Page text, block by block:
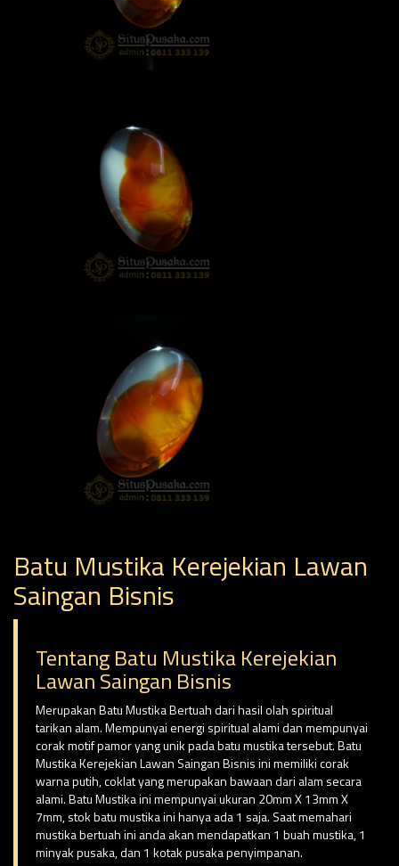
Batu Mustika Kerejekian Lawan
Saingan Bisnis
Tentang Batu Mustika Kerejekian
Lawan Saingan Bisnis
Merupakan Batu Mustika Bertuah dari hasil olah spiritual
tarikan alam. Mempunyai energi spiritual alami dan mempunyai
corak motif pamor yang unik pada batu mustika tersebut. Batu
Mustika Kerejekian Lawan Saingan Bisnis ini memiliki corak
warna putih, coklat yang merupakan bawaan dari alam secara
alami. Batu Mustika ini mempunyai ukuran 20mm X 13mm X
7mm, stok batu mustika ini hanya ada 1 saja. Saat memahari
mustika bertuah ini anda akan mendapatkan 1 buah mustika, 1
minyak pusaka, dan 1 kotak pusaka penyimpanan.